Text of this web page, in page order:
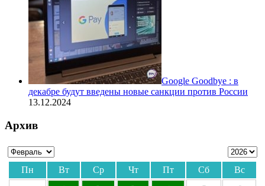
Google Goodbye : в
декабре будут введены новые санкции против России
13.12.2024
Архив
Пн Вт Ср Чт Пт Сб
Вс